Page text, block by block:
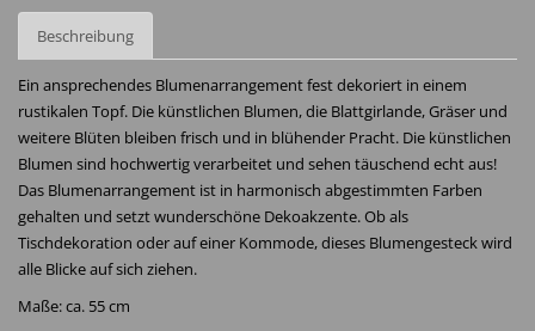
Beschreibung
Ein ansprechendes Blumenarrangement fest dekoriert in einem
rustikalen Topf. Die künstlichen Blumen, die Blattgirlande, Gräser und
weitere Blüten bleiben frisch und in blühender Pracht. Die künstlichen
Blumen sind hochwertig verarbeitet und sehen täuschend echt aus!
Das Blumenarrangement ist in harmonisch abgestimmten Farben
gehalten und setzt wunderschöne Dekoakzente. Ob als
Tischdekoration oder auf einer Kommode, dieses Blumengesteck wird
alle Blicke auf sich ziehen.
Maße: ca. 55 cm